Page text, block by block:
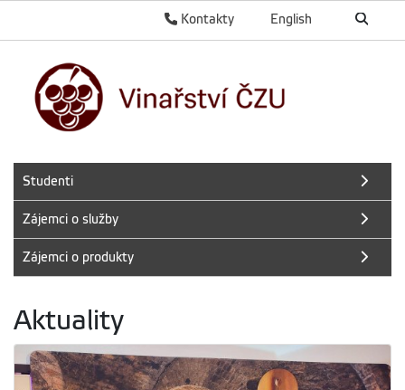
English
Kontakty
Studenti
Zájemci o služby
Zájemci o produkty
Aktuality